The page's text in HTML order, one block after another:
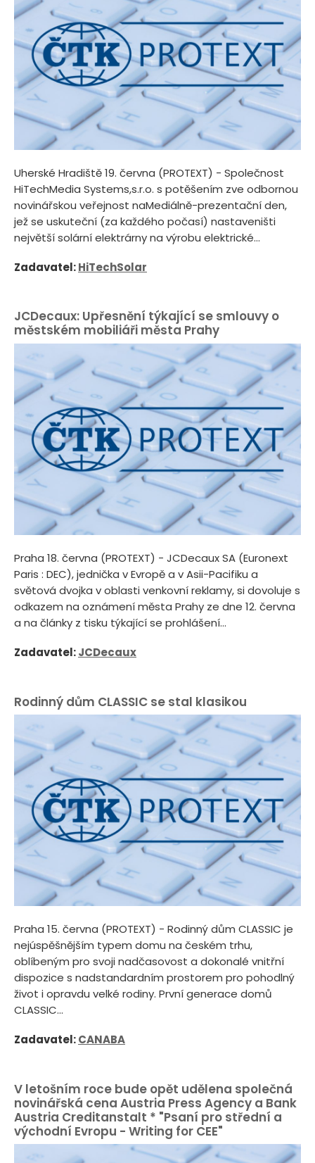
Uherské Hradiště 19. června (PROTEXT) - Společnost
HiTechMedia Systems,s.r.o. s potěšením zve odbornou
novinářskou veřejnost naMediálně-prezentační den,
jež se uskuteční (za každého počasí) nastaveništi
největší solární elektrárny na výrobu elektrické...
Zadavatel:HiTechSolar
JCDecaux: Upřesnění týkající se smlouvy o
městském mobiliáři města Prahy
Praha 18. června (PROTEXT) - JCDecaux SA (Euronext
Paris : DEC), jednička v Evropě a v Asii-Pacifiku a
světová dvojka v oblasti venkovní reklamy, si dovoluje s
odkazem na oznámení města Prahy ze dne 12. června
a na články z tisku týkající se prohlášení...
Zadavatel:JCDecaux
Rodinný dům CLASSIC se stal klasikou
Praha 15. června (PROTEXT) - Rodinný dům CLASSIC je
nejúspěšnějším typem domu na českém trhu,
oblíbeným pro svoji nadčasovost a dokonalé vnitřní
dispozice s nadstandardním prostorem pro pohodlný
život i opravdu velké rodiny. První generace domů
CLASSIC...
Zadavatel:CANABA
V letošním roce bude opět udělena společná
novinářská cena Austria Press Agency a Bank
Austria Creditanstalt * "Psaní pro střední a
východní Evropu - Writing for CEE"